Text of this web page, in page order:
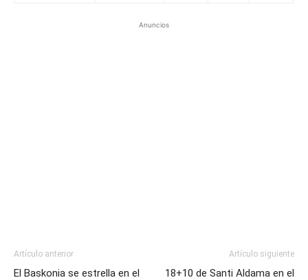
Anuncios
Artículo anterior
El Baskonia se estrella en el
Artículo siguiente
18+10 de Santi Aldama en el